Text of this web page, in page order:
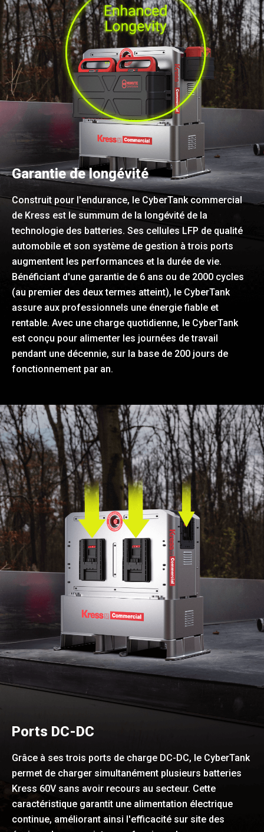
Garantie de longévité
Construit pour l'endurance, le CyberTank commercial
de Kress est le summum de la longévité de la
technologie des batteries. Ses cellules LFP de qualité
automobile et son système de gestion à trois ports
augmentent les performances et la durée de vie.
Bénéficiant d'une garantie de 6 ans ou de 2000 cycles
(au premier des deux termes atteint), le CyberTank
assure aux professionnels une énergie fiable et
rentable. Avec une charge quotidienne, le CyberTank
est conçu pour alimenter les journées de travail
pendant une décennie, sur la base de 200 jours de
fonctionnement par an.
Ports DC-DC
Grâce à ses trois ports de charge DC-DC, le CyberTank
permet de charger simultanément plusieurs batteries
Kress 60V sans avoir recours au secteur. Cette
caractéristique garantit une alimentation électrique
continue, améliorant ainsi l'efficacité sur site des